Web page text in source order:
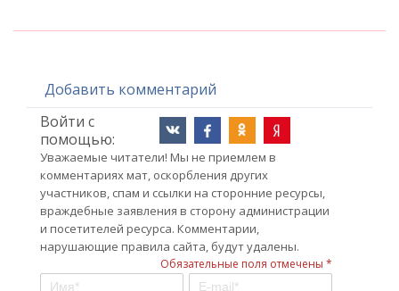
Добавить комментарий
Войти с
помощью:
Уважаемые читатели! Мы не приемлем в
комментариях мат, оскорбления других
участников, спам и ссылки на сторонние ресурсы,
враждебные заявления в сторону администрации
и посетителей ресурса. Комментарии,
нарушающие правила сайта, будут удалены.
Обязательные поля отмечены *